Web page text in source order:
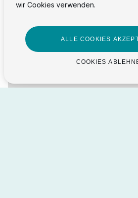
wir Cookies verwenden.
COOKIES
ALLE COOKIES